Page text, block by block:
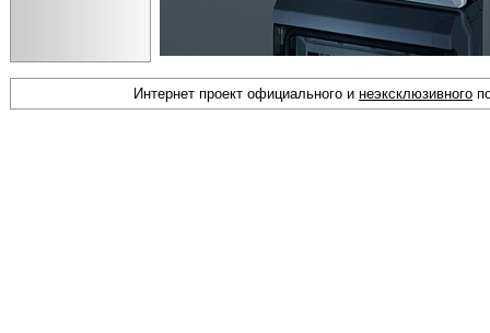
Интернет проект официального и неэксклюзивного